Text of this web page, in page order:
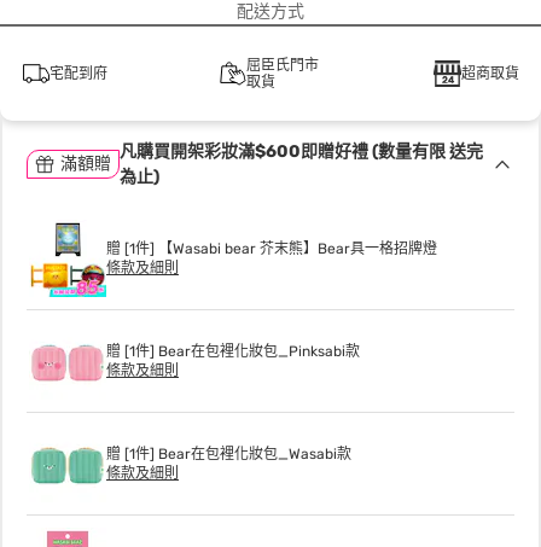
配送方式
宅配到府
屈臣氏門市
取貨
超商取貨
滿額贈
凡購買開架彩妝滿$600即贈好禮 (數量有限 送完
為止)
贈 [1件] 【Wasabi bear 芥末熊】Bear具一格招牌燈
條款及細則
贈 [1件] Bear在包裡化妝包_Pinksabi款
條款及細則
贈 [1件] Bear在包裡化妝包_Wasabi款
條款及細則